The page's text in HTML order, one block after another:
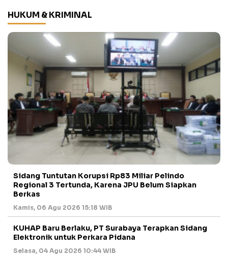
HUKUM & KRIMINAL
Sidang Tuntutan Korupsi Rp83 Miliar Pelindo
Regional 3 Tertunda, Karena JPU Belum Siapkan
Berkas
Kamis, 06 Agu 2026 15:18 WIB
KUHAP Baru Berlaku, PT Surabaya Terapkan Sidang
Elektronik untuk Perkara Pidana
Selasa, 04 Agu 2026 10:44 WIB